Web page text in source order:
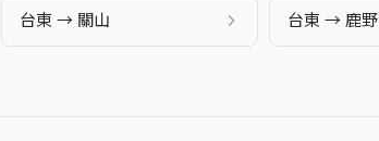
台東 → 關山 台東 → 鹿野